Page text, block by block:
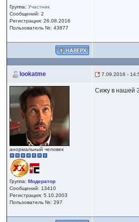
Группа:Участник
Сообщений: 2
Регистрация: 26.08.2016
Пользователь №: 43877
lookatme 7.09.2016 -
анормальный человек
Группа:Модератор
Сообщений: 13410
Регистрация: 5.10.2003
Пользователь №: 297
Сижу в нашей